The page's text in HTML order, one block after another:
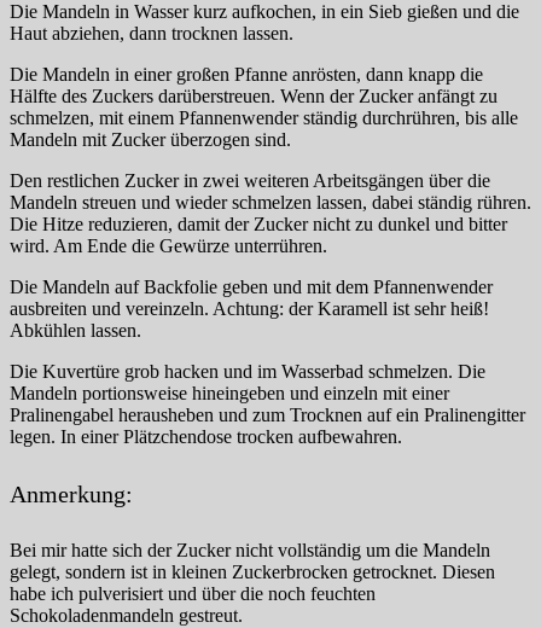
Die Mandeln in Wasser kurz aufkochen, in ein Sieb gießen und die
Haut abziehen, dann trocknen lassen.
Die Mandeln in einer großen Pfanne anrösten, dann knapp die
Hälfte des Zuckers darüberstreuen. Wenn der Zucker anfängt zu
schmelzen, mit einem Pfannenwender ständig durchrühren, bis alle
Mandeln mit Zucker überzogen sind.
Den restlichen Zucker in zwei weiteren Arbeitsgängen über die
Mandeln streuen und wieder schmelzen lassen, dabei ständig rühren.
Die Hitze reduzieren, damit der Zucker nicht zu dunkel und bitter
wird. Am Ende die Gewürze unterrühren.
Die Mandeln auf Backfolie geben und mit dem Pfannenwender
ausbreiten und vereinzeln. Achtung: der Karamell ist sehr heiß!
Abkühlen lassen.
Die Kuvertüre grob hacken und im Wasserbad schmelzen. Die
Mandeln portionsweise hineingeben und einzeln mit einer
Pralinengabel herausheben und zum Trocknen auf ein Pralinengitter
legen. In einer Plätzchendose trocken aufbewahren.
Anmerkung:
Bei mir hatte sich der Zucker nicht vollständig um die Mandeln
gelegt, sondern ist in kleinen Zuckerbrocken getrocknet. Diesen
habe ich pulverisiert und über die noch feuchten
Schokoladenmandeln gestreut.